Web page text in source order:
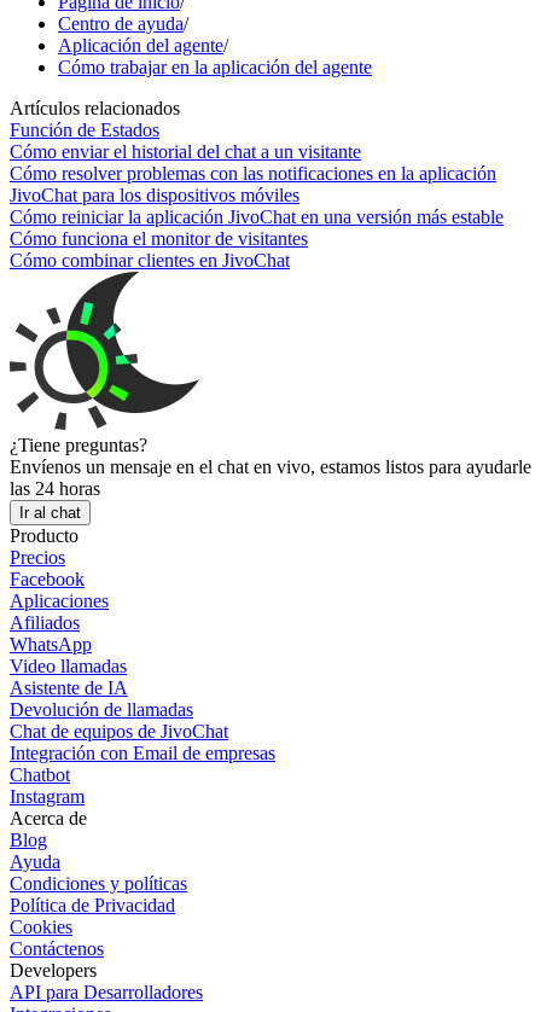
Centro de ayuda/
Aplicación del agente/
Cómo trabajar en la aplicación del agente
Artículos relacionados
Función de Estados
Cómo enviar el historial del chat a un visitante
Cómo resolver problemas con las notificaciones en la aplicación
JivoChat para los dispositivos móviles
Cómo reiniciar la aplicación JivoChat en una versión más estable
Cómo funciona el monitor de visitantes
Cómo combinar clientes en JivoChat
¿Tiene preguntas?
Envíenos un mensaje en el chat en vivo, estamos listos para ayudarle
las 24 horas
Ir al chat
Producto
Precios
Facebook
Aplicaciones
Afiliados
WhatsApp
Video llamadas
Asistente de IA
Devolución de llamadas
Chat de equipos de JivoChat
Integración con Email de empresas
Chatbot
Instagram
Acerca de
Blog
Ayuda
Condiciones y políticas
Política de Privacidad
Cookies
Contáctenos
Developers
API para Desarrolladores